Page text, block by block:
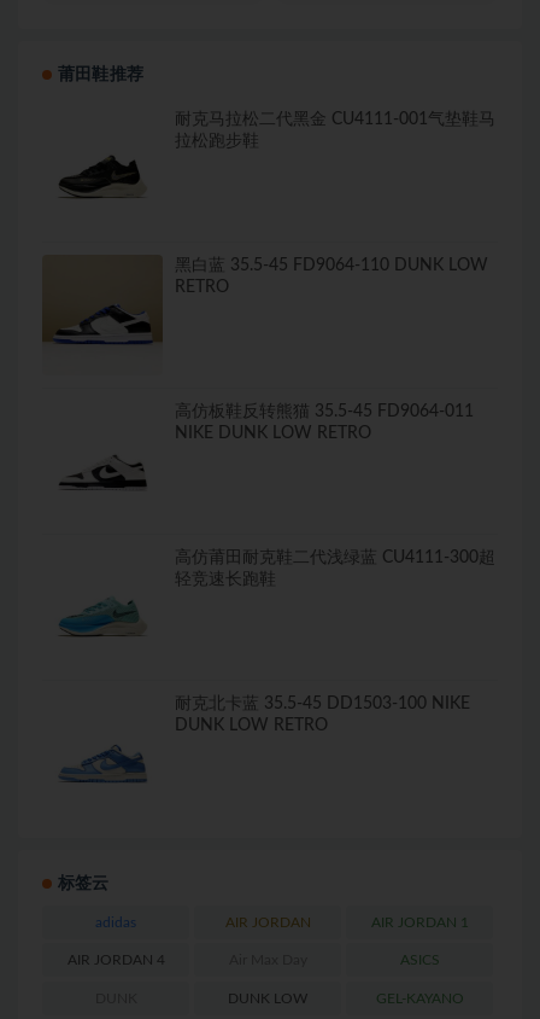
莆田鞋推荐
耐克马拉松二代黑金 CU4111-001气垫鞋马
拉松跑步鞋
黑白蓝 35.5-45 FD9064-110 DUNK LOW
RETRO
高仿板鞋反转熊猫 35.5-45 FD9064-011
NIKE DUNK LOW RETRO
高仿莆田耐克鞋二代浅绿蓝 CU4111-300超
轻竞速长跑鞋
耐克北卡蓝 35.5-45 DD1503-100 NIKE
DUNK LOW RETRO
标签云
adidas AIR JORDAN AIR JORDAN 1
AIR JORDAN 4 ASICS
DUNK LOW GEL-KAYANO